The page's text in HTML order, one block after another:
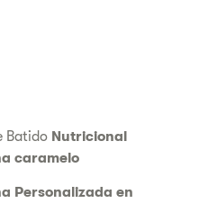
Batido Nutricional
caramelo
Personalizada en